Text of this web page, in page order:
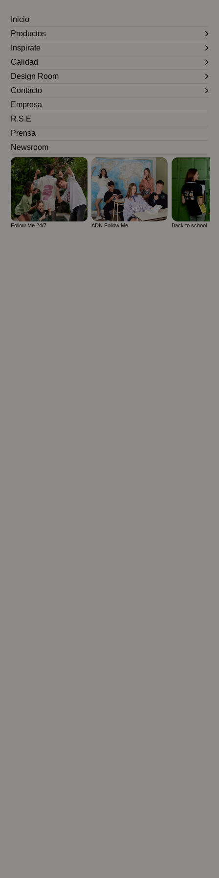
Inicio
Productos
Inspirate
Calidad
Design Room
Contacto
Empresa
R.S.E
Prensa
Newsroom
Follow Me 24/7 ADN Follow Me Back to school